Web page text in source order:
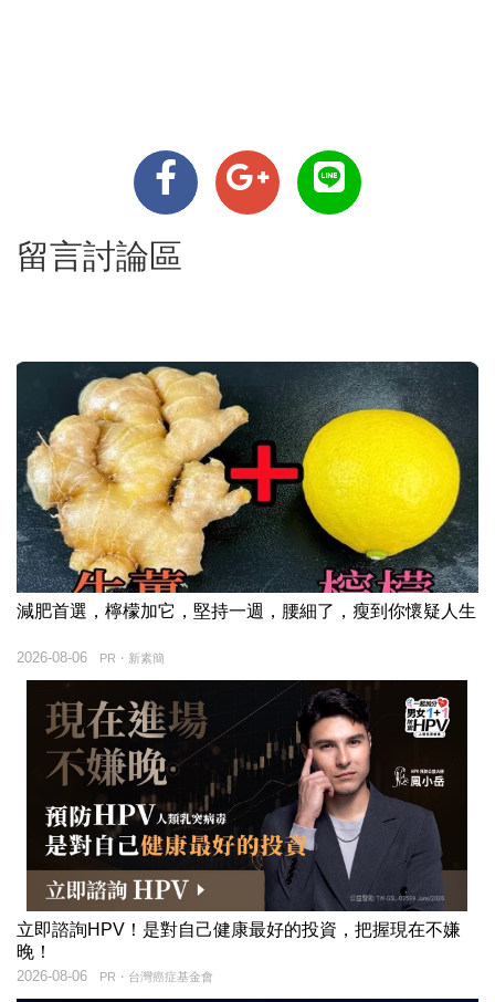
留言討論區
減肥首選，檸檬加它，堅持一週，腰細了，瘦到你懷疑人生
PR・新素簡
2026-08-06
立即諮詢HPV！是對自己健康最好的投資，把握現在不嫌
晚！
PR・台灣癌症基金會
2026-08-06